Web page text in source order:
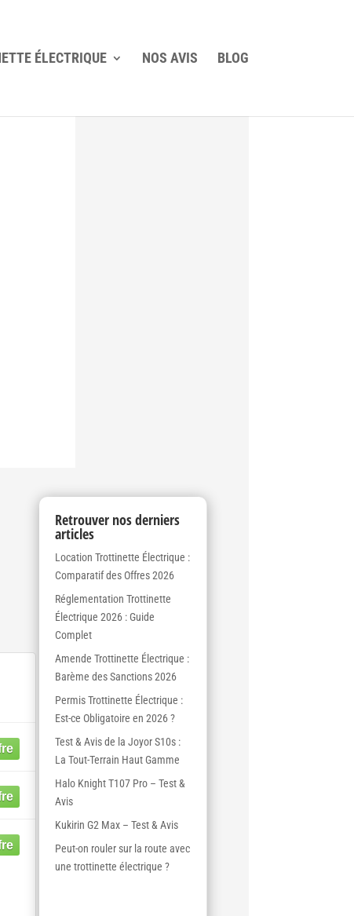
ÉLECTRIQUE NOS AVIS BLOG
Retrouver nos derniers
articles
Location Trottinette Électrique :
Comparatif des Offres 2026
Réglementation Trottinette
Électrique 2026 : Guide
Complet
Amende Trottinette Électrique :
Barème des Sanctions 2026
Permis Trottinette Électrique :
Est-ce Obligatoire en 2026 ?
Test & Avis de la Joyor S10s :
La Tout-Terrain Haut Gamme
Halo Knight T107 Pro – Test &
Avis
Kukirin G2 Max – Test & Avis
Peut-on rouler sur la route avec
une trottinette électrique ?